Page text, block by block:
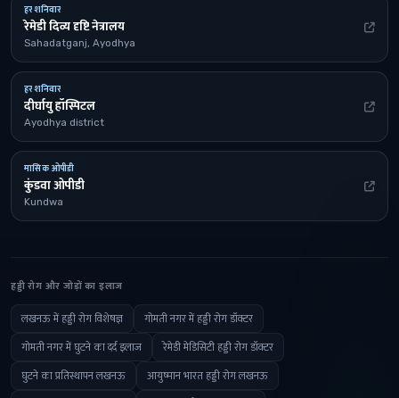
हर शनिवार
रेमेडी दिव्य दृष्टि नेत्रालय
Sahadatganj, Ayodhya
हर शनिवार
दीर्घायु हॉस्पिटल
Ayodhya district
मासिक ओपीडी
कुंडवा ओपीडी
Kundwa
हड्डी रोग और जोड़ों का इलाज
लखनऊ में हड्डी रोग विशेषज्ञ गोमती नगर में हड्डी रोग डॉक्टर
गोमती नगर में घुटने का दर्द इलाज रेमेडी मेडिसिटी हड्डी रोग डॉक्टर
घुटने का प्रतिस्थापन लखनऊ आयुष्मान भारत हड्डी रोग लखनऊ